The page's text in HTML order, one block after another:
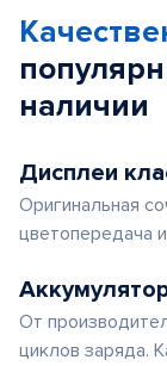
наличии
Дисплеи
Оригинальная
цветопередача
От
циклов заряда.